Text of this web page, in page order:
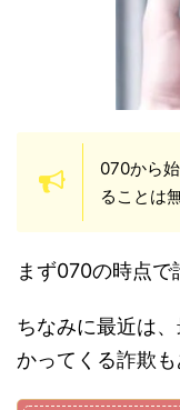
070から
ることは
まず070の時点で
ちなみに最近は
かってくる詐欺も